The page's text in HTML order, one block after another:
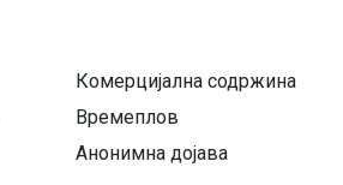
Комерцијална содржина
Времеплов
Анонимна дојава